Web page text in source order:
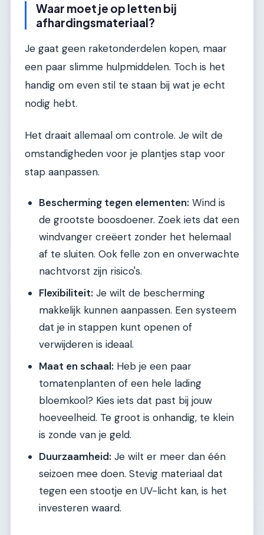
Waar moet je op letten bij
afhardingsmateriaal?
Je gaat geen raketonderdelen kopen, maar
een paar slimme hulpmiddelen. Toch is het
handig om even stil te staan bij wat je echt
nodig hebt.
Het draait allemaal om controle. Je wilt de
omstandigheden voor je plantjes stap voor
stap aanpassen.
Bescherming tegen elementen: Wind is
de grootste boosdoener. Zoek iets dat een
windvanger creëert zonder het helemaal
af te sluiten. Ook felle zon en onverwachte
nachtvorst zijn risico's.
Flexibiliteit: Je wilt de bescherming
makkelijk kunnen aanpassen. Een systeem
dat je in stappen kunt openen of
verwijderen is ideaal.
Maat en schaal: Heb je een paar
tomatenplanten of een hele lading
bloemkool? Kies iets dat past bij jouw
hoeveelheid. Te groot is onhandig, te klein
is zonde van je geld.
Duurzaamheid: Je wilt er meer dan één
seizoen mee doen. Stevig materiaal dat
tegen een stootje en UV-licht kan, is het
investeren waard.